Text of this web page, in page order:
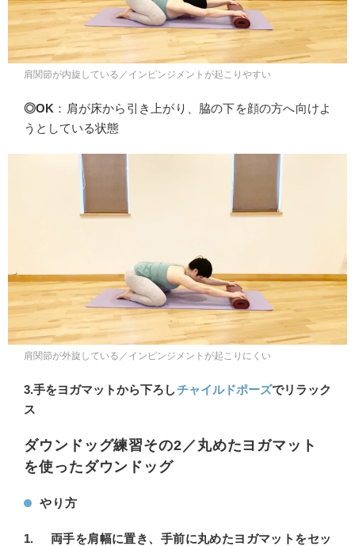
肩関節が内旋している／インピンジメントが起こりやすい
◎OK ：肩が床から引き上がり、脇の下を顔の方へ向けよ
うとしている状態
肩関節が外旋している／インピンジメントが起こりにくい
3.手をヨガマットから下ろしチャイルドポーズでリラック
ス
ダウンドッグ練習その2／丸めたヨガマット
を使ったダウンドッグ
やり方
1. 両手を肩幅に置き、手前に丸めたヨガマットをセッ